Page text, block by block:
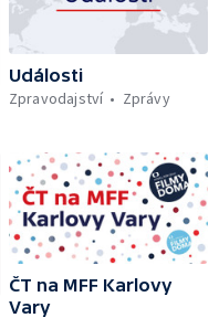
Události
Zpravodajství
Zprávy
ČT na MFF Karlovy
Vary